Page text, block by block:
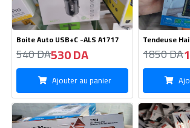
Radio Voiture 7704
2900 DA2800 DA
Ajouter au panier
Cable Aux
140 DA